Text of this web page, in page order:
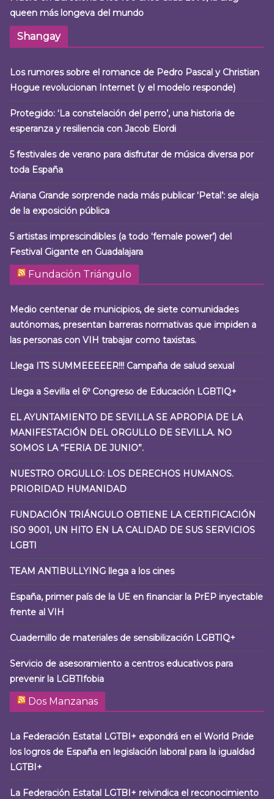
queen más longeva del mundo
Shangay
Los rumores sobre el romance de Pedro Pascal y Christian
Hogue revolucionan Internet (y el modelo responde)
Protegido: ‘La constelación del perro’, una historia de
esperanza y resiliencia con Jacob Elordi
5 festivales de verano para disfrutar de música diversa por
toda España
Ariana Grande sorprende nada más publicar ‘Petal’: se aleja
de la exposición pública
5 artistas imprescindibles (a todo ‘female power’) del
Festival Gigante en Guadalajara
Fundación Triángulo
Medio centenar de municipios, de siete comunidades
autónomas, presentan barreras normativas que impiden a
las personas con VIH trabajar como taxistas.
Llega ITS SUMMEEEEER!!! Campaña de salud sexual
Llega a Sevilla el 6º Congreso de Educación LGBTIQ+
EL AYUNTAMIENTO DE SEVILLA SE APROPIA DE LA
MANIFESTACIÓN DEL ORGULLO DE SEVILLA. NO
SOMOS LA “FERIA DE JUNIO”.
NUESTRO ORGULLO: LOS DERECHOS HUMANOS.
PRIORIDAD HUMANIDAD
FUNDACIÓN TRIÁNGULO OBTIENE LA CERTIFICACIÓN
ISO 9001, UN HITO EN LA CALIDAD DE SUS SERVICIOS
LGBTI
TEAM ANTIBULLYING llega a los cines
España, primer país de la UE en financiar la PrEP inyectable
frente al VIH
Cuadernillo de materiales de sensibilización LGBTIQ+
Servicio de asesoramiento a centros educativos para
prevenir la LGBTIfobia
Dos Manzanas
La Federación Estatal LGTBI+ expondrá en el World Pride
los logros de España en legislación laboral para la igualdad
LGTBI+
La Federación Estatal LGTBI+ reivindica el reconocimiento